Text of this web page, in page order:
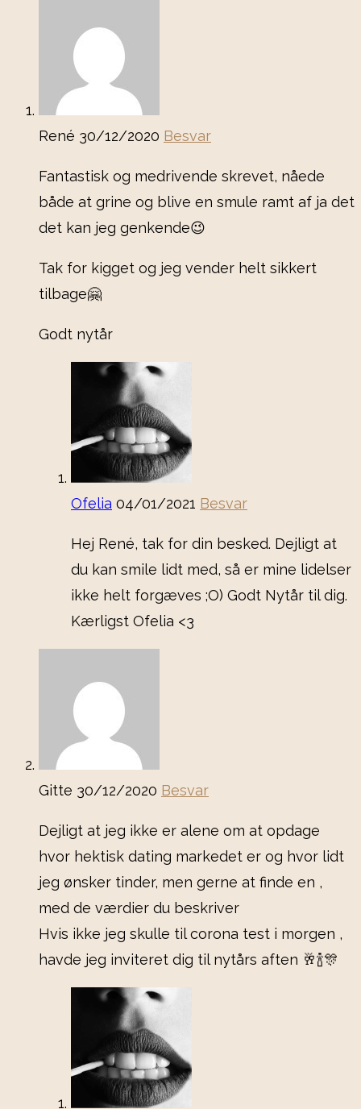
René 30/12/2020 Besvar
Fantastisk og medrivende skrevet, nåede
både at grine og blive en smule ramt af ja det
det kan jeg genkende😉
Tak for kigget og jeg vender helt sikkert
tilbage🤗
Godt nytår
Ofelia 04/01/2021 Besvar
Hej René, tak for din besked. Dejligt at
du kan smile lidt med, så er mine lidelser
ikke helt forgæves ;O) Godt Nytår til dig.
Kærligst Ofelia <3
Gitte 30/12/2020 Besvar
Dejligt at jeg ikke er alene om at opdage
hvor hektisk dating markedet er og hvor lidt
jeg ønsker tinder, men gerne at finde en ,
med de værdier du beskriver
Hvis ikke jeg skulle til corona test i morgen ,
havde jeg inviteret dig til nytårs aften 🥂🍾🎊